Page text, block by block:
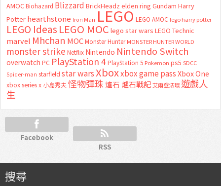
AMOC Biohazard Blizzard BrickHeadz elden ring Gundam Harry
Potter hearthstone Iron Man LEGO LEGO AMOC lego harry potter
LEGO Ideas LEGO MOC lego star wars LEGO Technic
marvel Mhchan MOC Monster Hunter MONSTER HUNTER WORLD
monster strike Netflix Nintendo Nintendo Switch
overwatch PC PlayStation 4 PlayStation 5 Pokemon ps5 SDCC
Spider-man starfield star wars Xboxxbox game passXbox One
xbox series x 小島秀夫怪物彈珠 爐石 爐石戰記艾爾登法環 遊戲人
生
Facebook
RSS
搜尋